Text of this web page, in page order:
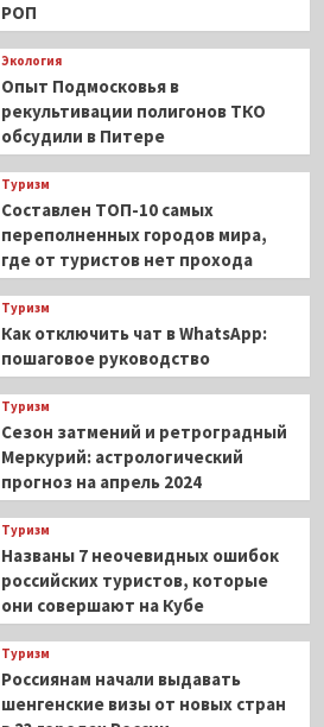
РОП
Экология
Опыт Подмосковья в
рекультивации полигонов ТКО
обсудили в Питере
Туризм
Составлен ТОП-10 самых
переполненных городов мира,
где от туристов нет прохода
Туризм
Как отключить чат в WhatsApp:
пошаговое руководство
Туризм
Сезон затмений и ретроградный
Меркурий: астрологический
прогноз на апрель 2024
Туризм
Названы 7 неочевидных ошибок
российских туристов, которые
они совершают на Кубе
Туризм
Россиянам начали выдавать
шенгенские визы от новых стран